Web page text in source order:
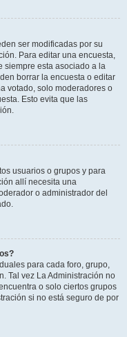
ser modificadas por su
Para editar una encuesta,
siempre esta asociado a la
borrar la encuesta o editar
votado, solo moderadores o
Esto evita que las
usuarios o grupos y para
allí necesita una
o administrador del
para cada foro, grupo,
Tal vez La Administración no
o solo ciertos grupos
si no está seguro de por